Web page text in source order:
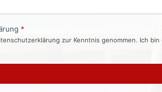
*
zur Kenntnis genommen. Ich